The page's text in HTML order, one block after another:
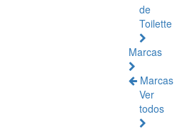
de
Toilette
Marcas
Marcas
Ver
todos